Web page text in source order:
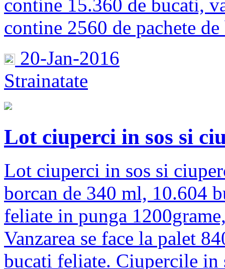
contine 15.360 de bucati,
contine 2560 de pachete
20-Jan-2016
Strainatate
Lot ciuperci in sos si
Lot ciuperci in sos si
borcan de 340 ml, 10.604
feliate in punga
Vanzarea se face la palet
bucati feliate. Ciupercile in